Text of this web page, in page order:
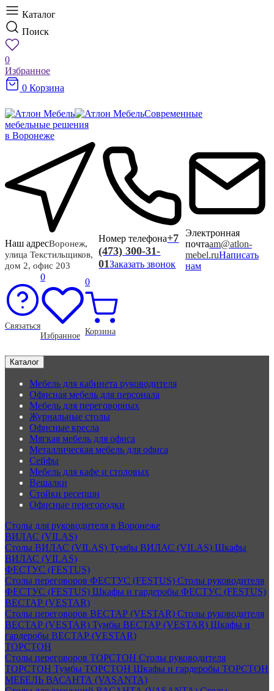
Каталог
Поиск
0
Избранное
0 Корзина
Современные
мебельные решения
в Воронеже
Наш адресВоронеж,
улица Текстильщиков,
дом 2, офис 203
Номер телефона+7
(473) 300-31-
01Заказать звонок
Электронная
почтаam@atlon-
mebel.ruНаписать
нам
Связаться
0
Избранное
0
Корзина
Каталог
Мебель для кабинета руководителя
Офисная мебель для персонала
Мебель для переговорных
Журнальные столы
Офисные кресла
Мягкая мебель для офиса
Металлическая мебель для офиса
Сейфы
Мебель для кафе и столовых
Вешалки
Стойки ресепшн
Офисные перегородки
Столы для руководителя в Воронеже
ВИЛАС (VILAS)
Столы ВИЛАС (VILAS) Тумбы ВИЛАС (VILAS) Шкафы
ВИЛАС (VILAS)
ФЕСТУС (FESTUS)
Столы переговоров ФЕСТУС (FESTUS) Столы руководителя
ФЕСТУС (FESTUS) Шкафы и гардеробы ФЕСТУС (FESTUS)
ВЕСТАР (VESTAR)
Столы переговоров ВЕСТАР (VESTAR) Столы руководителя
ВЕСТАР (VESTAR) Тумбы ВЕСТАР (VESTAR) Шкафы и
гардеробы ВЕСТАР (VESTAR)
ТОРСТОН
Столы переговоров ТОРСТОН Столы руководителя
ТОРСТОН Тумбы ТОРСТОН Шкафы и гардеробы ТОРСТОН
МЕБЕЛЬ ВАСАНТА (VASANTA)